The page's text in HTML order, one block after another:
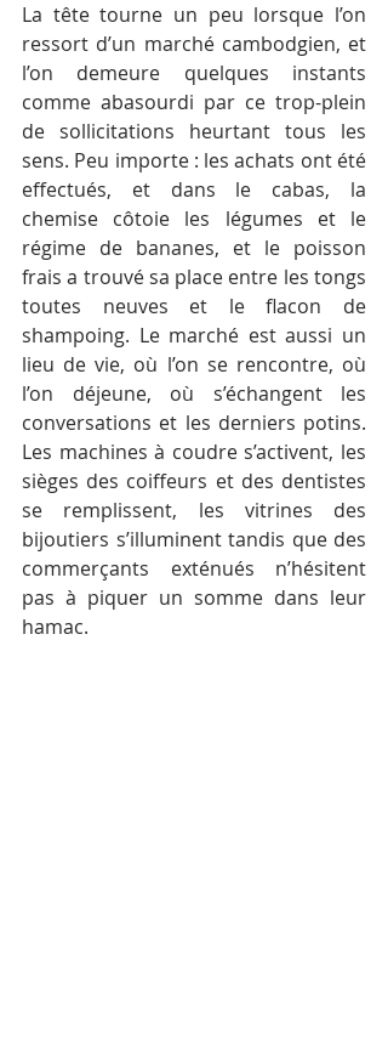
La tête tourne un peu lorsque l’on
ressort d’un marché cambodgien, et
l’on demeure quelques instants
comme abasourdi par ce trop-plein
de sollicitations heurtant tous les
sens. Peu importe : les achats ont été
effectués, et dans le cabas, la
chemise côtoie les légumes et le
régime de bananes, et le poisson
frais a trouvé sa place entre les tongs
toutes neuves et le flacon de
shampoing. Le marché est aussi un
lieu de vie, où l’on se rencontre, où
l’on déjeune, où s’échangent les
conversations et les derniers potins.
Les machines à coudre s’activent, les
sièges des coiffeurs et des dentistes
se remplissent, les vitrines des
bijoutiers s’illuminent tandis que des
commerçants exténués n’hésitent
pas à piquer un somme dans leur
hamac.